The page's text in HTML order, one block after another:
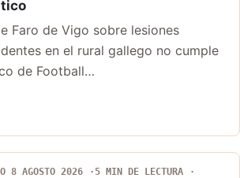
Faro de Vigo sobre lesiones
en el rural gallego no cumple
de Football…
8 AGOSTO 2026
5 MIN DE LECTURA